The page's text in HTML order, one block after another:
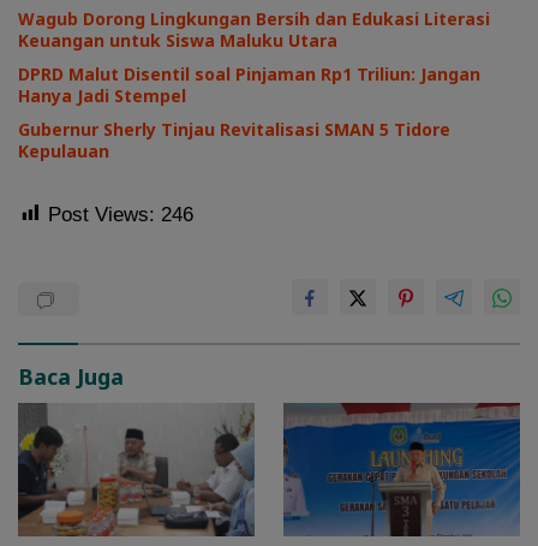
Wagub Dorong Lingkungan Bersih dan Edukasi Literasi
Keuangan untuk Siswa Maluku Utara
DPRD Malut Disentil soal Pinjaman Rp1 Triliun: Jangan
Hanya Jadi Stempel
Gubernur Sherly Tinjau Revitalisasi SMAN 5 Tidore
Kepulauan
Post Views: 246
Baca Juga